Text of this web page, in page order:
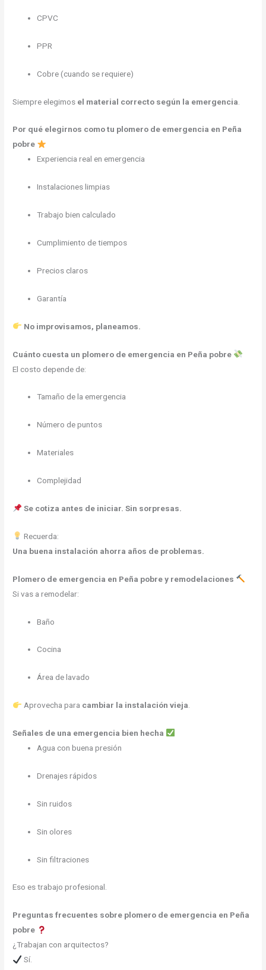
CPVC
PPR
Cobre (cuando se requiere)
Siempre elegimos el material correcto según la emergencia
Por qué elegirnos como tu plomero de emergencia en Peña
pobre
Experiencia real en emergencia
Instalaciones limpias
Trabajo bien calculado
Cumplimiento de tiempos
Precios claros
Garantía
No improvisamos, planeamos.
Cuánto cuesta un plomero de emergencia en Peña pobre
El costo depende de:
Tamaño de la emergencia
Número de puntos
Materiales
Complejidad
Se cotiza antes de iniciar. Sin sorpresas.
Recuerda:
Una buena instalación ahorra años de problemas.
Plomero de emergencia en Peña pobre y remodelaciones
Si vas a remodelar:
Baño
Cocina
Área de lavado
Aprovecha para cambiar la instalación vieja
Señales de una emergencia bien hecha
Agua con buena presión
Drenajes rápidos
Sin ruidos
Sin olores
Sin filtraciones
Eso es trabajo profesional.
Preguntas frecuentes sobre plomero de emergencia en Peña
pobre
¿Trabajan con arquitectos?
Sí.